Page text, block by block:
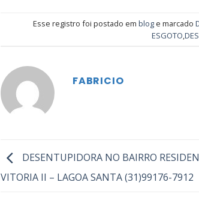
Esse registro foi postado em bloge marcado
ESGOTO,
FABRICIO
DESENTUPIDORA NO BAIRRO
VITORIA II – LAGOA SANTA (31)99176-7912